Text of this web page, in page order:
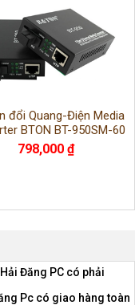
đổi Quang-Điện Media
BTON BT-950SM-60
cao cấp chính hãng
798,000 ₫
Đăng PC có phải
Pc có giao hàng toàn